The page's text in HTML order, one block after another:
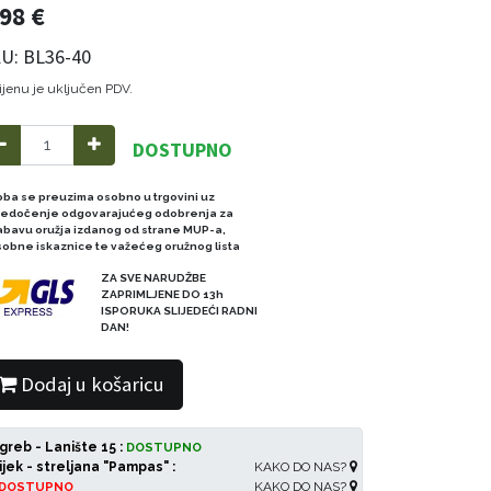
€
BL36-40
je uključen PDV.
DOSTUPNO
se preuzima osobno u trgovini uz
odgovarajućeg odobrenja za
oružja izdanog od strane MUP-a,
iskaznice te važećeg oružnog lista
ZA SVE NARUDŽBE
ZAPRIMLJENE DO 13h
ISPORUKA SLIJEDEĆI RADNI
DAN!
Dodaj u košaricu
- Lanište 15 : DOSTUPNO
KAKO DO NAS?
- streljana "Pampas" :
KAKO DO NAS?